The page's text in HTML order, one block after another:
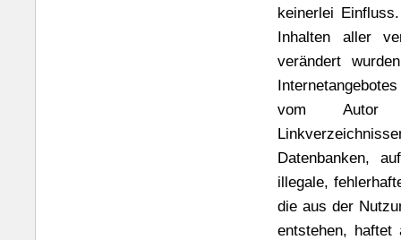
keinerlei
Inhalten aller
verändert
vom Autor
Datenbanken,
illegale,
die aus der
entstehen, haftet